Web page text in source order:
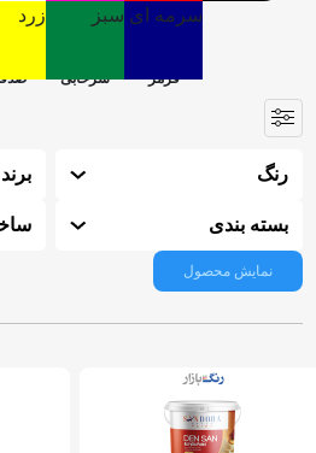
سرمه ای سبز زرد
رنگ برند
بسته بندی
نمایش محصول